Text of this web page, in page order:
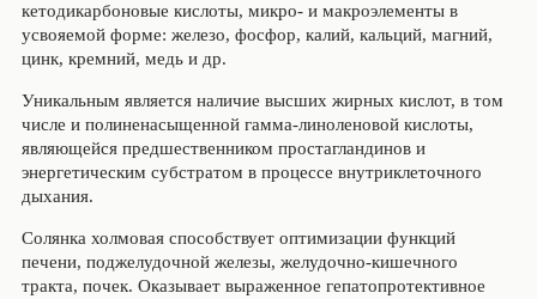
кетодикарбоновые кислоты, микро- и макроэлементы в
усвояемой форме: железо, фосфор, калий, кальций, магний,
цинк, кремний, медь и др.
Уникальным является наличие высших жирных кислот, в том
числе и полиненасыщенной гамма-линоленовой кислоты,
являющейся предшественником простагландинов и
энергетическим субстратом в процессе внутриклеточного
дыхания.
Солянка холмовая способствует оптимизации функций
печени, поджелудочной железы, желудочно-кишечного
тракта, почек. Оказывает выраженное гепатопротективное